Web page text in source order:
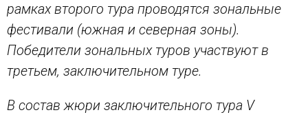
рамках второго тура проводятся зональные
фестивали (южная и северная зоны).
Победители зональных туров участвуют в
третьем, заключительном туре.
В состав жюри заключительного тура V